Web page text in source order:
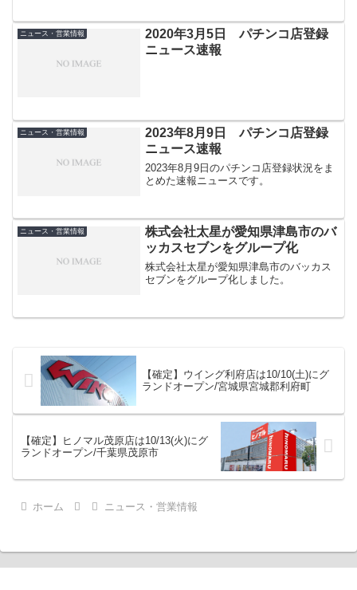
ニュース・営業情報
2020年3月5日 パチンコ店登録
ニュース速報
ニュース・営業情報
2023年8月9日 パチンコ店登録
ニュース速報
2023年8月9日のパチンコ店登録状況をま
とめた速報ニュースです。
ニュース・営業情報
株式会社太星が愛知県津島市のバ
ッカスセブンをグループ化
株式会社太星が愛知県津島市のバッカス
セブンをグループ化しました。
【確定】ウイング利府店は10/10(土)にグ
ランドオープン/宮城県宮城郡利府町
【確定】ヒノマル茂原店は10/13(火)にグ
ランドオープン/千葉県茂原市
ホーム ニュース・営業情報